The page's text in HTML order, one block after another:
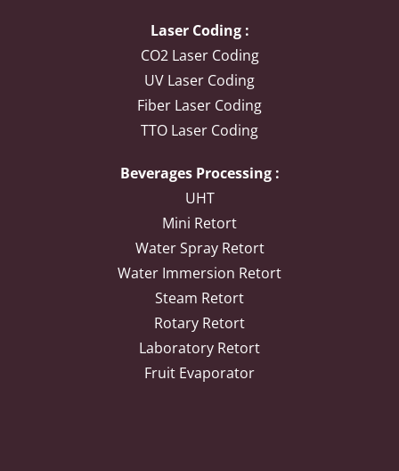
Laser Coding :
CO2 Laser Coding
UV Laser Coding
Fiber Laser Coding
TTO Laser Coding
Beverages Processing :
UHT
Mini Retort
Water Spray Retort
Water Immersion Retort
Steam Retort
Rotary Retort
Laboratory Retort
Fruit Evaporator